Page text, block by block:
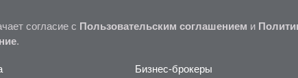
согласие с Пользовательским соглашением и
.
Бизнес-брокеры